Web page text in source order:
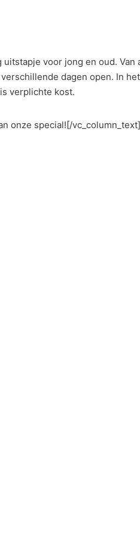
voor jong en oud.
dagen open. In
verplichte kost.
onze special![/